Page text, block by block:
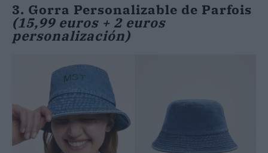
3. Gorra Personalizable de Parfois
(15,99 euros + 2 euros
personalización)